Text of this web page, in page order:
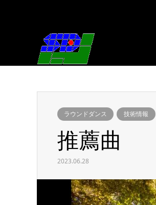
ラウンドダンス 技術情報
推薦曲
2023.06.28